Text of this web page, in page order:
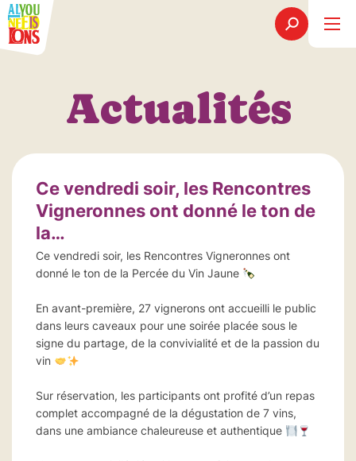
Actualités
Ce vendredi soir, les Rencontres
Vigneronnes ont donné le ton de
la…
Ce vendredi soir, les Rencontres Vigneronnes ont
donné le ton de la Percée du Vin Jaune
En avant-première, 27 vignerons ont accueilli le public
dans leurs caveaux pour une soirée placée sous le
signe du partage, de la convivialité et de la passion du
vin
Sur réservation, les participants ont profité d’un repas
complet accompagné de la dégustation de 7 vins,
dans une ambiance chaleureuse et authentique